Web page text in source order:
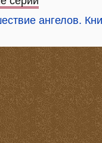
ангелов.